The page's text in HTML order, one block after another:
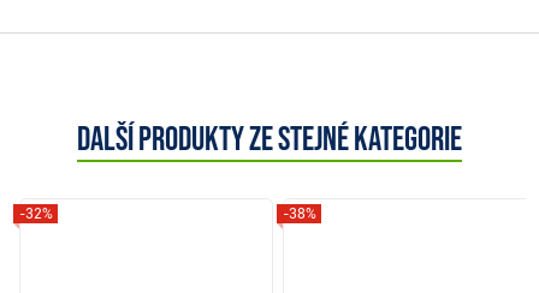
Další produkty ze stejné kategorie
-32% -38%